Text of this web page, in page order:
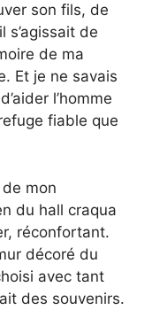
son fils, de
s’agissait de
de ma
Et je ne savais
l’homme
fiable que
mon
du hall craqua
réconfortant.
décoré du
avec tant
des souvenirs.